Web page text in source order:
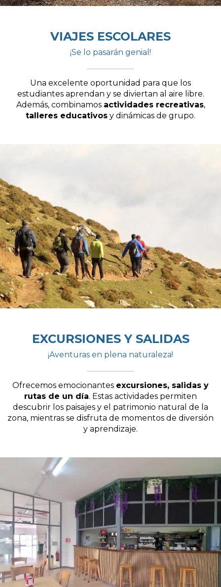
VIAJES ESCOLARES
¡Se lo pasarán genial!
Una excelente oportunidad para que los
estudiantes aprendan y se diviertan al aire libre.
Además, combinamos actividades recreativas,
talleres educativos y dinámicas de grupo.
EXCURSIONES Y SALIDAS
¡Aventuras en plena naturaleza!
Ofrecemos emocionantes excursiones, salidas y
rutas de un día. Estas actividades permiten
descubrir los paisajes y el patrimonio natural de la
zona, mientras se disfruta de momentos de diversión
y aprendizaje.